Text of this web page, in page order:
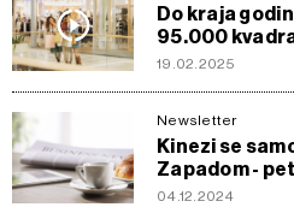
Do kraja
95.000
19.02.2025
Newsletter
Kinezi se
Zapadom -
04.12.2024